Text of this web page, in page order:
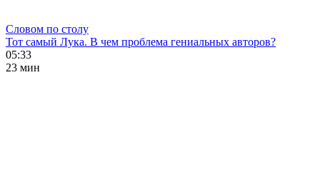
Словом по столу
Тот самый Лука. В чем проблема гениальных авторов?
05:33
23 мин